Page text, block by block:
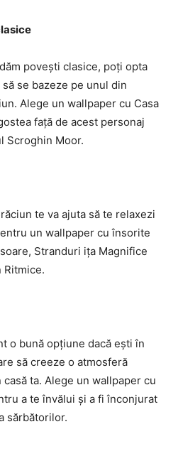
povești clasice, poți opta
se bazeze pe unul din
Alege un wallpaper cu Casa
față de acest personaj
Scroghin Moor.
te va ajuta să te relaxezi
un wallpaper cu însorite
Stranduri ița Magnifice
Ritmice.
o bună opțiune dacă ești în
să creeze o atmosferă
ta. Alege un wallpaper cu
a te învălui și a fi înconjurat
sărbătorilor.